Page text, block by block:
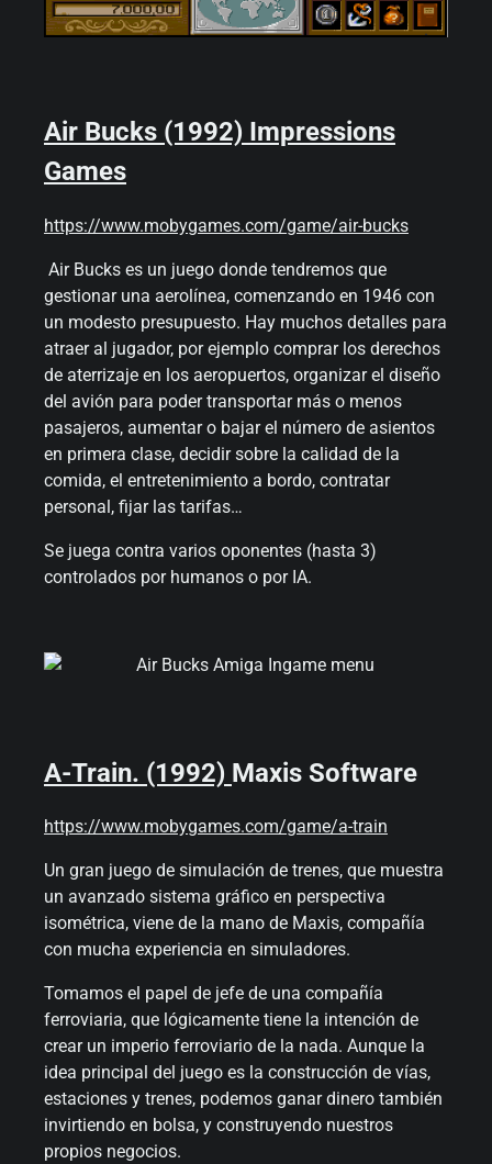
Air Bucks (1992) Impressions
Games
https://www.mobygames.com/game/air-bucks
Air Bucks es un juego donde tendremos que
gestionar una aerolínea, comenzando en 1946 con
un modesto presupuesto. Hay muchos detalles para
atraer al jugador, por ejemplo comprar los derechos
de aterrizaje en los aeropuertos, organizar el diseño
del avión para poder transportar más o menos
pasajeros, aumentar o bajar el número de asientos
en primera clase, decidir sobre la calidad de la
comida, el entretenimiento a bordo, contratar
personal, fijar las tarifas…
Se juega contra varios oponentes (hasta 3)
controlados por humanos o por IA.
A-Train. (1992) Maxis Software
https://www.mobygames.com/game/a-train
Un gran juego de simulación de trenes, que muestra
un avanzado sistema gráfico en perspectiva
isométrica, viene de la mano de Maxis, compañía
con mucha experiencia en simuladores.
Tomamos el papel de jefe de una compañía
ferroviaria, que lógicamente tiene la intención de
crear un imperio ferroviario de la nada. Aunque la
idea principal del juego es la construcción de vías,
estaciones y trenes, podemos ganar dinero también
invirtiendo en bolsa, y construyendo nuestros
propios negocios.